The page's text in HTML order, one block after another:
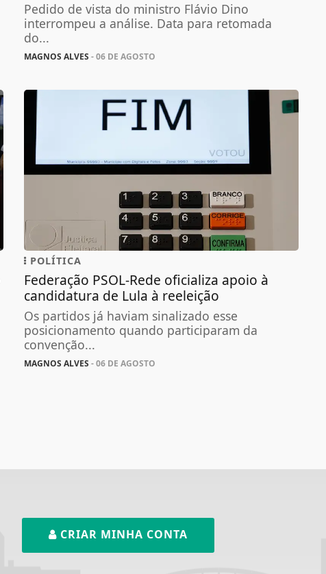
Pedido de vista do ministro Flávio Dino
interrompeu a análise. Data para retomada
do...
MAGNOS ALVES - 06 DE AGOSTO
POLÍTICA
Federação PSOL-Rede oficializa apoio à
candidatura de Lula à reeleição
Os partidos já haviam sinalizado esse
posicionamento quando participaram da
convenção...
MAGNOS ALVES - 06 DE AGOSTO
CRIAR MINHA CONTA